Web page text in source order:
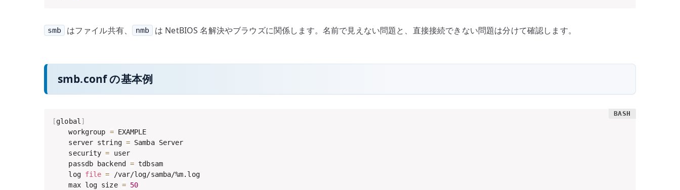
smb はファイル共有、 nmb は NetBIOS 名解決やブラウズに関係します。名前で見えない問題と、直接接続できない問題は分けて確認します。
smb.conf の基本例
[global ]
    workgroup
= EXAMPLE
    server string
= Samba Server
    security
= user
    passdb backend
= tdbsam
    log
file = /var/log/samba/%m.log
    max log size
= 50